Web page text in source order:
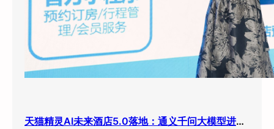
天猫精灵AI未来酒店5.0落地：通义千问大模型进驻客房，酒店业迎来”数字员工”时代